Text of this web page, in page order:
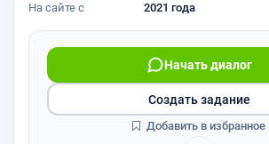
На сайте с 2021 года
Начать диалог
Создать задание
Добавить в избранное